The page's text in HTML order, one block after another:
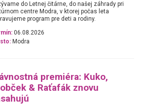
do Letnej čitárne, do našej záhrady pri
centre Modra, v ktorej počas leta
program pre deti a rodiny.
06.08.2026
Modra
premiéra: Kuko,
& Raťafák znovu